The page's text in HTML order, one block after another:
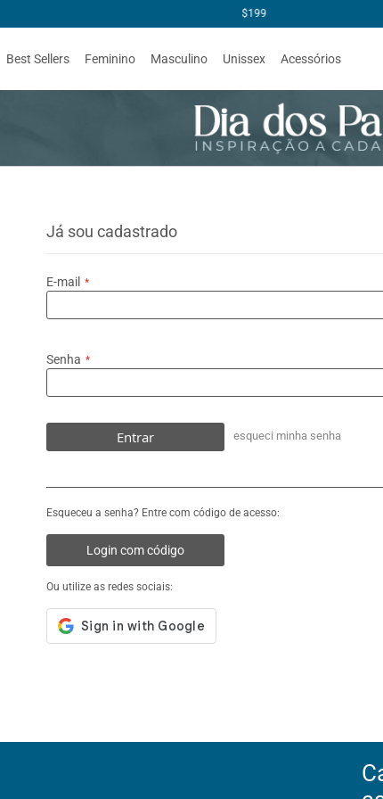
Best Sellers Feminino Masculino Unissex Acessórios
Já sou cadastrado
E-mail
Senha
Entrar esqueci minha senha
Esqueceu a senha? Entre com código de acesso:
Login com código
Ou utilize as redes sociais: